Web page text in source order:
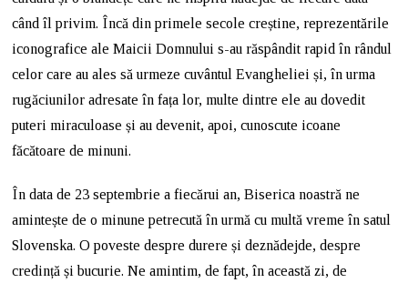
când îl privim. Încă din primele secole creștine, reprezentările
iconografice ale Maicii Domnului s-au răspândit rapid în rândul
celor care au ales să urmeze cuvântul Evangheliei și, în urma
rugăciunilor adresate în fața lor, multe dintre ele au dovedit
puteri miraculoase și au devenit, apoi, cunoscute icoane
făcătoare de minuni.
În data de 23 septembrie a fiecărui an, Biserica noastră ne
amintește de o minune petrecută în urmă cu multă vreme în satul
Slovenska. O poveste despre durere și deznădejde, despre
credință și bucurie. Ne amintim, de fapt, în această zi, de